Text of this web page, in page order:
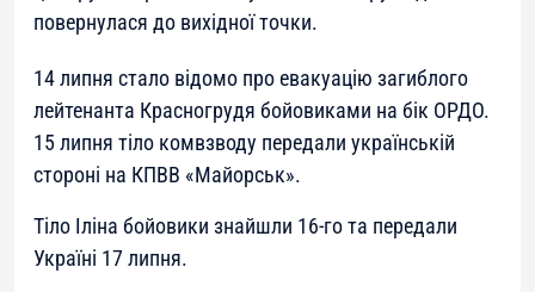
повернулася до вихідної точки.
14 липня стало відомо про евакуацію загиблого
лейтенанта Красногрудя бойовиками на бік ОРДО.
15 липня тіло комвзводу передали українській
стороні на КПВВ «Майорськ».
Тіло Іліна бойовики знайшли 16-го та передали
Україні 17 липня.